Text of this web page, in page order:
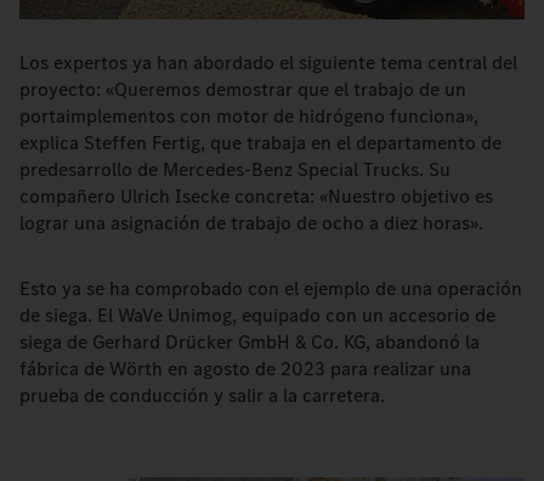
Los expertos ya han abordado el siguiente tema central del
proyecto: «Queremos demostrar que el trabajo de un
portaimplementos con motor de hidrógeno funciona»,
explica Steffen Fertig, que trabaja en el departamento de
predesarrollo de Mercedes-Benz Special Trucks. Su
compañero Ulrich Isecke concreta: «Nuestro objetivo es
lograr una asignación de trabajo de ocho a diez horas».
Esto ya se ha comprobado con el ejemplo de una operación
de siega. El WaVe Unimog, equipado con un accesorio de
siega de Gerhard Drücker GmbH & Co. KG, abandonó la
fábrica de Wörth en agosto de 2023 para realizar una
prueba de conducción y salir a la carretera.